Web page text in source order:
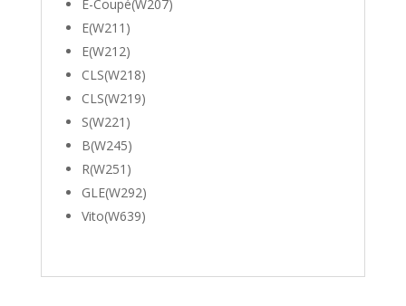
E-Coupé(W207)
E(W211)
E(W212)
CLS(W218)
CLS(W219)
S(W221)
B(W245)
R(W251)
GLE(W292)
Vito(W639)